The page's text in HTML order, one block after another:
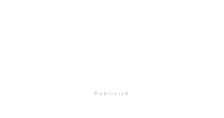
Publicité